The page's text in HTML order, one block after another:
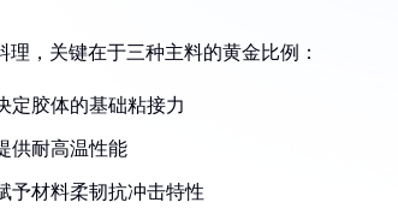
，关键在于三种主料的黄金比例：
定胶体的基础粘接力
供耐高温性能
予材料柔韧抗冲击特性